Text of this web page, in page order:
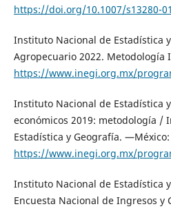
https://doi.org/10.1007/s13280-
Instituto Nacional de Estadística
Agropecuario 2022. Metodología
https://www.inegi.org.mx/
Instituto Nacional de Estadística
económicos 2019: metodología /
Estadística y Geografía. —México:
https://www.inegi.org.mx/
Instituto Nacional de Estadística
Encuesta Nacional de Ingresos y